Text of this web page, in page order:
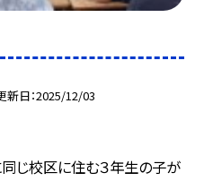
新日 2025/12/03
じ校区に住む３年生の子が